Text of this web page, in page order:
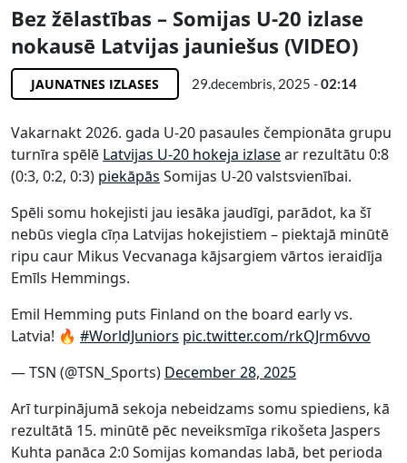
Bez žēlastības – Somijas U-20 izlase
nokausē Latvijas jauniešus (VIDEO)
JAUNATNES IZLASES 29.decembris, 2025 -02:14
Vakarnakt 2026. gada U-20 pasaules čempionāta grupu
turnīra spēlē Latvijas U-20 hokeja izlasear rezultātu 0:8
(0:3, 0:2, 0:3) piekāpās Somijas U-20 valstsvienībai.
Spēli somu hokejisti jau iesāka jaudīgi, parādot, ka šī
nebūs viegla cīņa Latvijas hokejistiem – piektajā minūtē
ripu caur Mikus Vecvanaga kājsargiem vārtos ieraidīja
Emīls Hemmings.
Emil Hemming puts Finland on the board early vs.
Latvia! 🔥 #WorldJuniors pic.twitter.com/rkQJrm6vvo
— TSN (@TSN_Sports) December 28, 2025
Arī turpinājumā sekoja nebeidzams somu spiediens, kā
rezultātā 15. minūtē pēc neveiksmīga rikošeta Jaspers
Kuhta panāca 2:0 Somijas komandas labā, bet perioda